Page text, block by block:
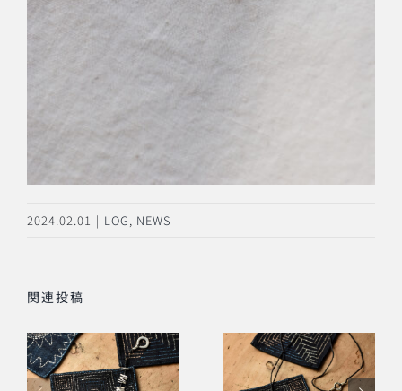
2024.02.01 | LOG, NEWS
関連投稿